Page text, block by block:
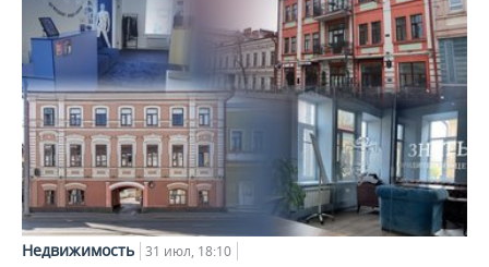
Недвижимость 31 июл, 18:10